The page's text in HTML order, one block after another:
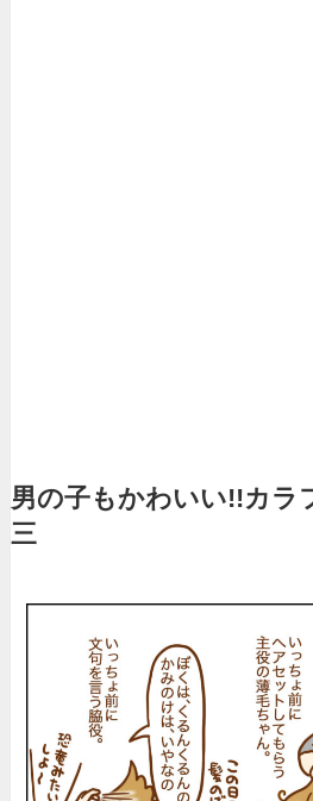
男の子もかわいい!!カラ
三